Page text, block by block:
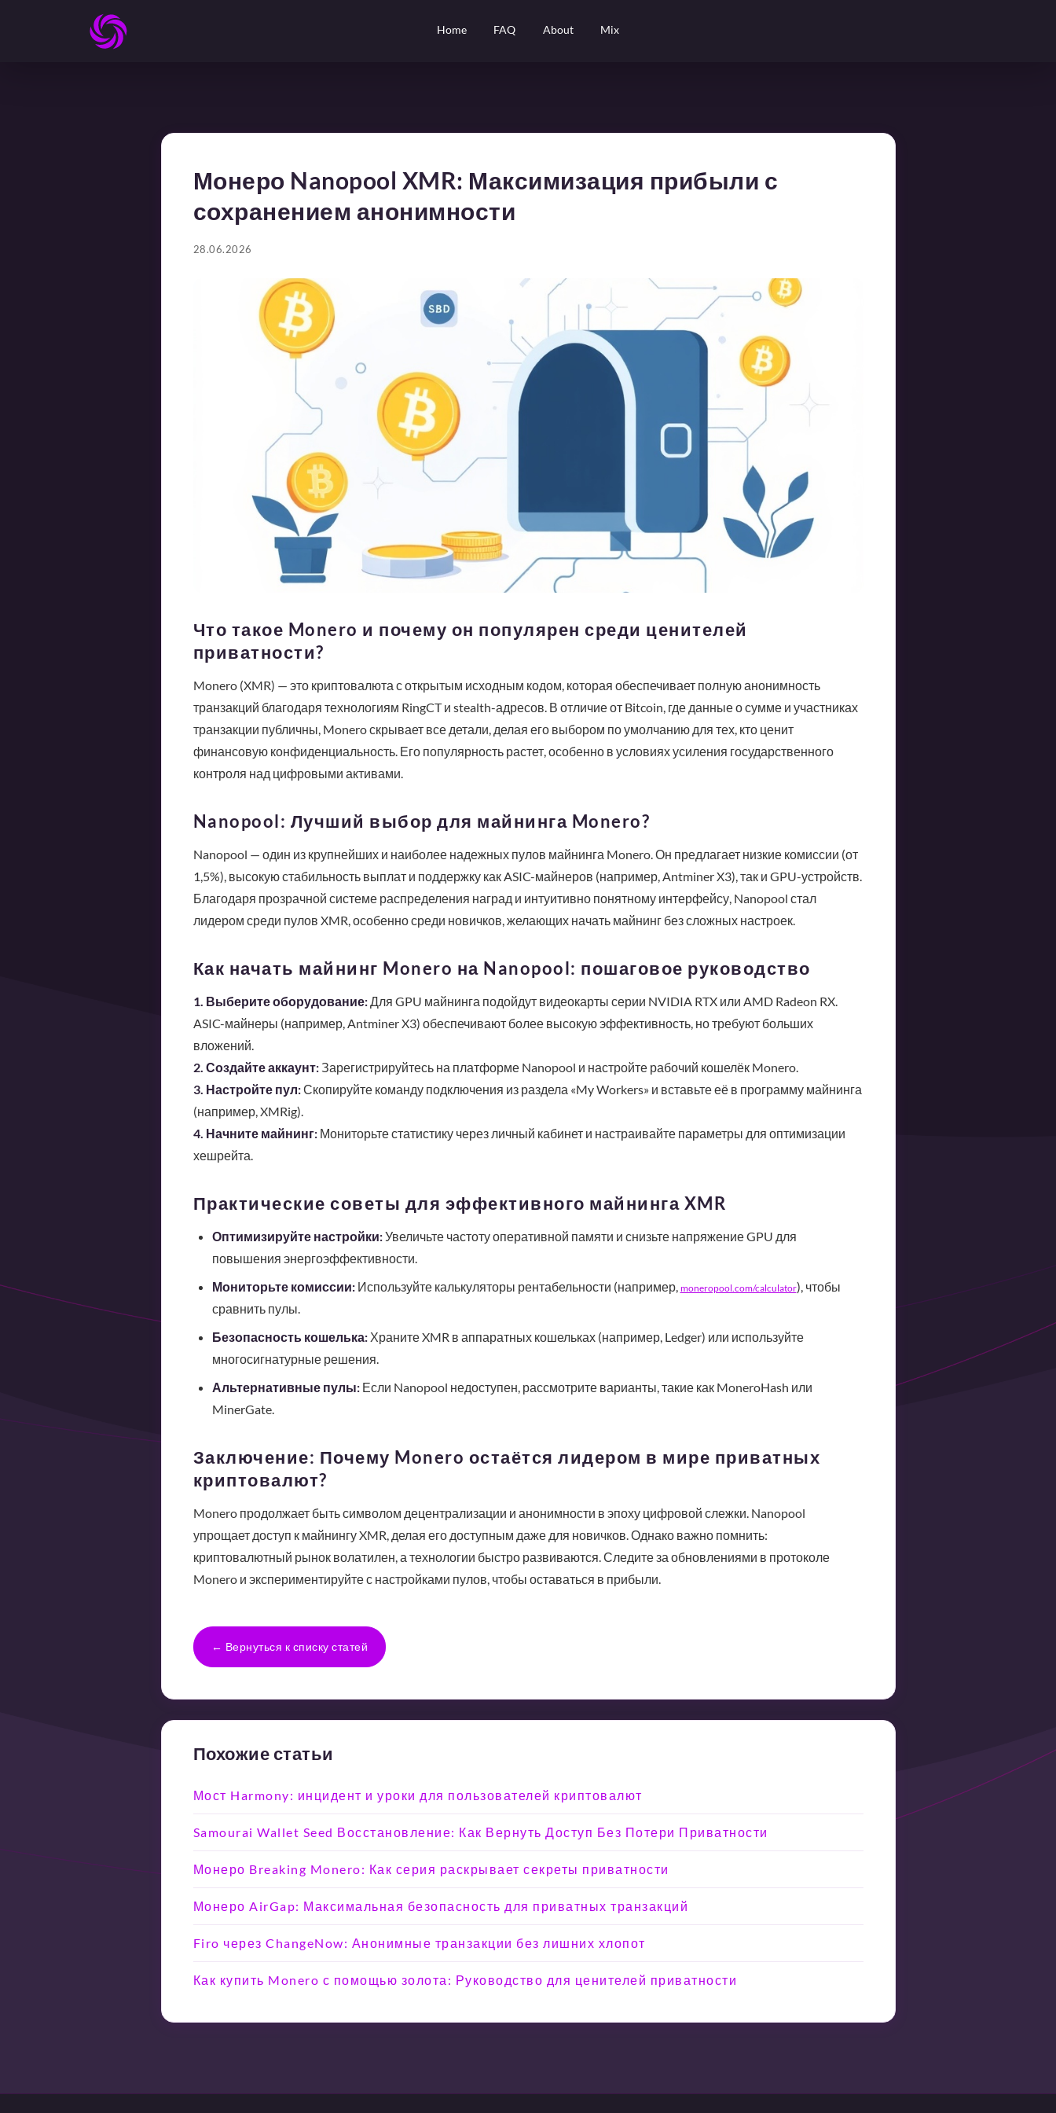
Home FAQ About Mix
Монеро Nanopool XMR: Максимизация прибыли с
сохранением анонимности
28.06.2026
Что такое Monero и почему он популярен среди ценителей
приватности?
Monero (XMR) — это криптовалюта с открытым исходным кодом, которая обеспечивает полную анонимность
транзакций благодаря технологиям RingCT и stealth-адресов. В отличие от Bitcoin, где данные о сумме и участниках
транзакции публичны, Monero скрывает все детали, делая его выбором по умолчанию для тех, кто ценит
финансовую конфиденциальность. Его популярность растет, особенно в условиях усиления государственного
контроля над цифровыми активами.
Nanopool: Лучший выбор для майнинга Monero?
Nanopool — один из крупнейших и наиболее надежных пулов майнинга Monero. Он предлагает низкие комиссии (от
1,5%), высокую стабильность выплат и поддержку как ASIC-майнеров (например, Antminer X3), так и GPU-устройств.
Благодаря прозрачной системе распределения наград и интуитивно понятному интерфейсу, Nanopool стал
лидером среди пулов XMR, особенно среди новичков, желающих начать майнинг без сложных настроек.
Как начать майнинг Monero на Nanopool: пошаговое руководство
1. Выберите оборудование:Для GPU майнинга подойдут видеокарты серии NVIDIA RTX или AMD Radeon RX.
ASIC-майнеры (например, Antminer X3) обеспечивают более высокую эффективность, но требуют больших
вложений.
2. Создайте аккаунт:Зарегистрируйтесь на платформе Nanopool и настройте рабочий кошелёк Monero.
3. Настройте пул:Скопируйте команду подключения из раздела «My Workers» и вставьте её в программу майнинга
(например, XMRig).
4. Начните майнинг:Мониторьте статистику через личный кабинет и настраивайте параметры для оптимизации
хешрейта.
Практические советы для эффективного майнинга XMR
Оптимизируйте настройки:Увеличьте частоту оперативной памяти и снизьте напряжение GPU для
повышения энергоэффективности.
Мониторьте комиссии:Используйте калькуляторы рентабельности (например, moneropool.com/calculator), чтобы
сравнить пулы.
Безопасность кошелька:Храните XMR в аппаратных кошельках (например, Ledger) или используйте
многосигнатурные решения.
Альтернативные пулы:Если Nanopool недоступен, рассмотрите варианты, такие как MoneroHash или
MinerGate.
Заключение: Почему Monero остаётся лидером в мире приватных
криптовалют?
Monero продолжает быть символом децентрализации и анонимности в эпоху цифровой слежки. Nanopool
упрощает доступ к майнингу XMR, делая его доступным даже для новичков. Однако важно помнить:
криптовалютный рынок волатилен, а технологии быстро развиваются. Следите за обновлениями в протоколе
Monero и экспериментируйте с настройками пулов, чтобы оставаться в прибыли.
← Вернуться к списку статей
Похожие статьи
Мост Harmony: инцидент и уроки для пользователей криптовалют
Samourai Wallet Seed Восстановление: Как Вернуть Доступ Без Потери Приватности
Монеро Breaking Monero: Как серия раскрывает секреты приватности
Монеро AirGap: Максимальная безопасность для приватных транзакций
Firo через ChangeNow: Анонимные транзакции без лишних хлопот
Как купить Monero с помощью золота: Руководство для ценителей приватности